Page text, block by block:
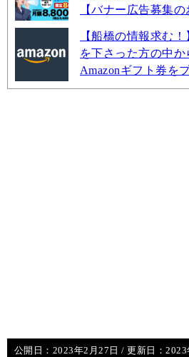
【バナー広告募集の
【船橋の情報求む
を下さった方の中
Amazonギフト券を
公開日： 2023年2月27日 / 更新日：2023